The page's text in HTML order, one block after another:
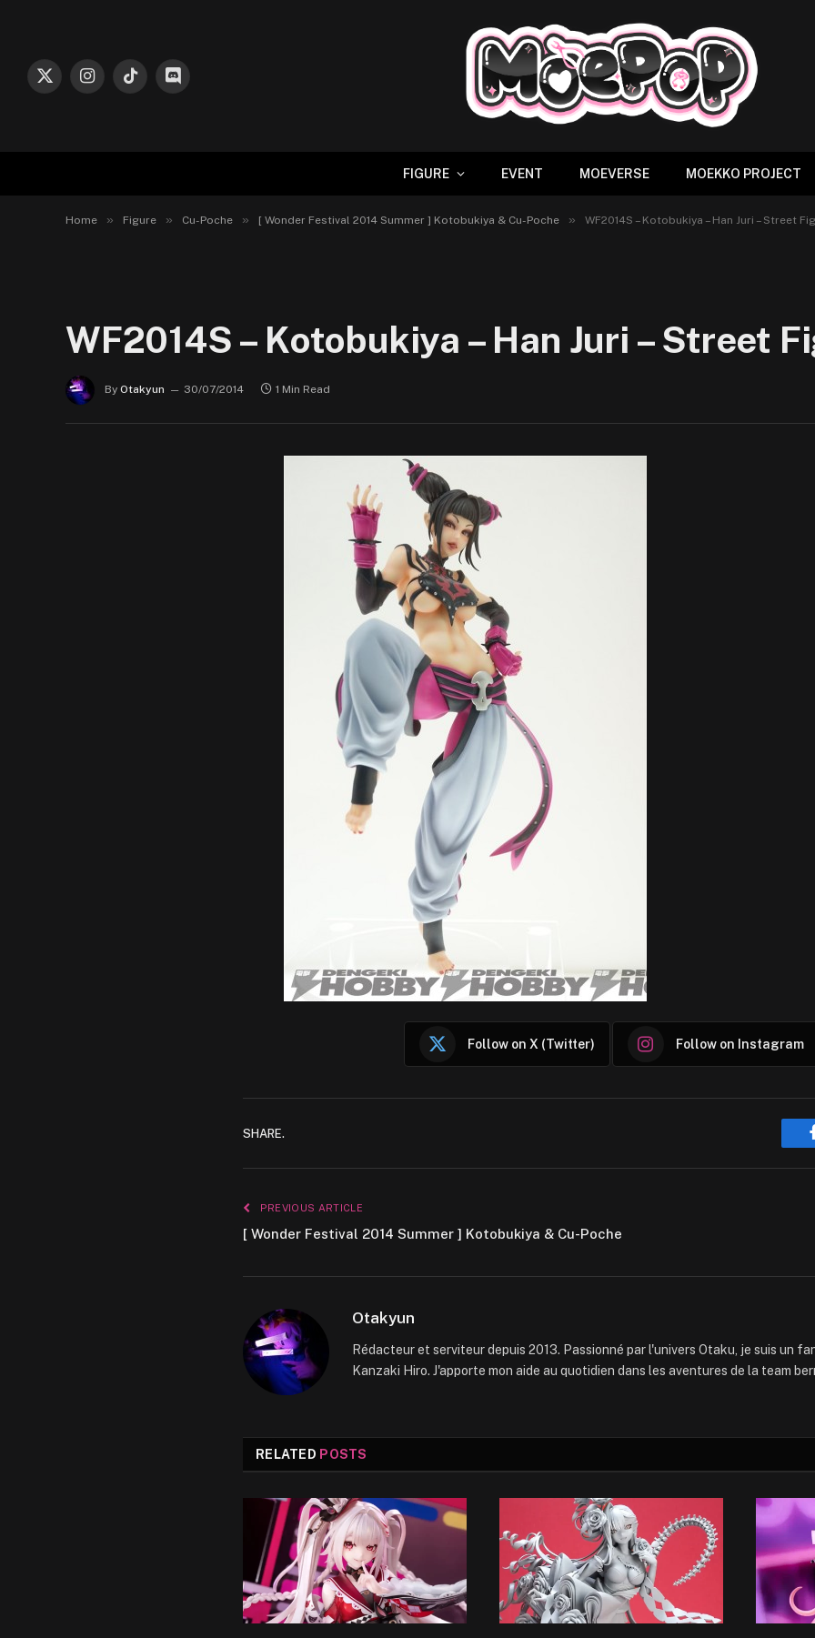
X
InstagramTikTokDiscord
FIGURE EVENT MOEVERSE MOEKKO PROJECT
Home » Figure » Cu-Poche » [ Wonder Festival 2014 Summer ] Kotobukiya & Cu-Poche » WF2014S – Kotobukiya – Han Juri – Street
WF2014S – Kotobukiya – Han Juri – Street
By Otakyun 30/07/2014 1 Min Read
Follow on X (Twitter) Follow on Instagram
SHARE.
PREVIOUS ARTICLE
[ Wonder Festival 2014 Summer ] Kotobukiya & Cu-Poche
Otakyun
Rédacteur et serviteur depuis 2013. Passionné par l'univers Otaku, je suis un
Kanzaki Hiro. J'apporte mon aide au quotidien dans les aventures de la team
RELATED POSTS